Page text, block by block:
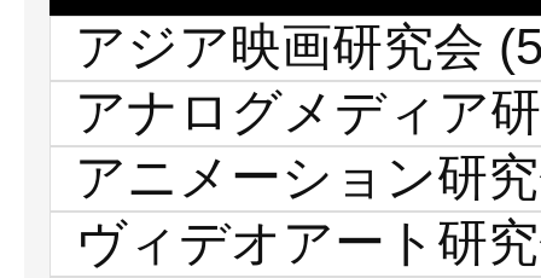
アジア映画研究会
アナログメディア
アニメーション研
ヴィデオアート研